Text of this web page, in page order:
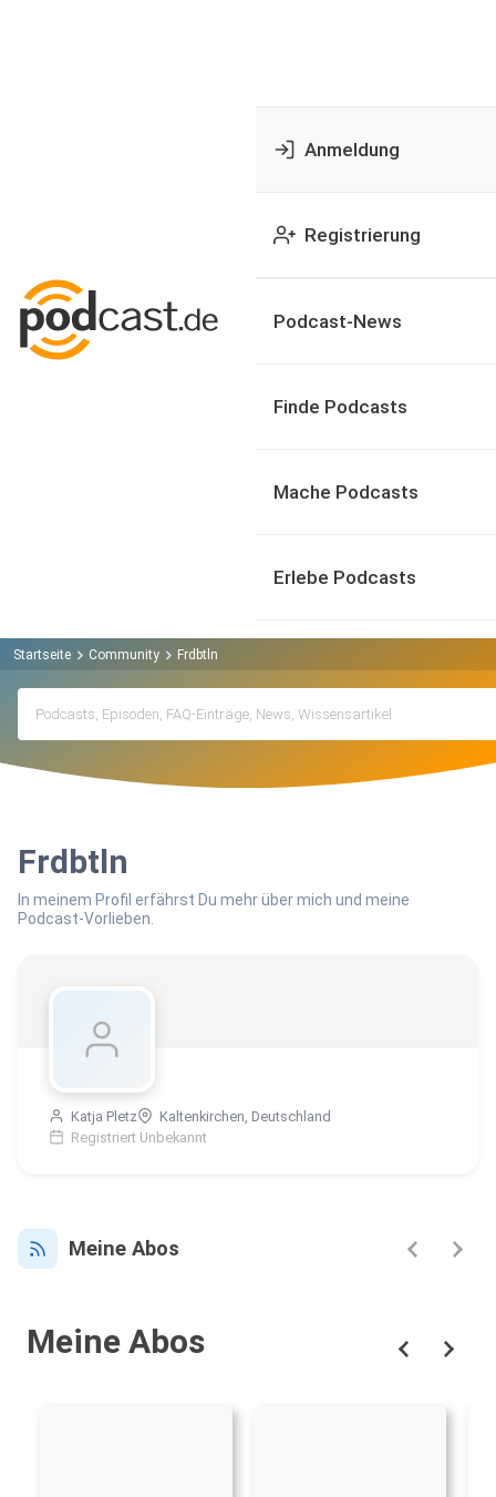
Anmeldung
Registrierung
Podcast-News
Finde Podcasts
Mache Podcasts
Erlebe Podcasts
Startseite Community Frdbtln
Frdbtln
In meinem Profil erfährst Du mehr über mich und meine
Podcast-Vorlieben.
Katja Pletz
Kaltenkirchen, Deutschland
Registriert Unbekannt
Meine Abos
Meine Abos